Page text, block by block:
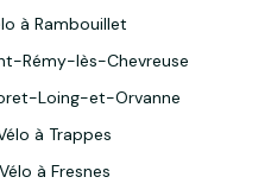
à Rambouillet
Rémy-lès-Chevreuse
Loing-et-Orvanne
à Trappes
à Fresnes